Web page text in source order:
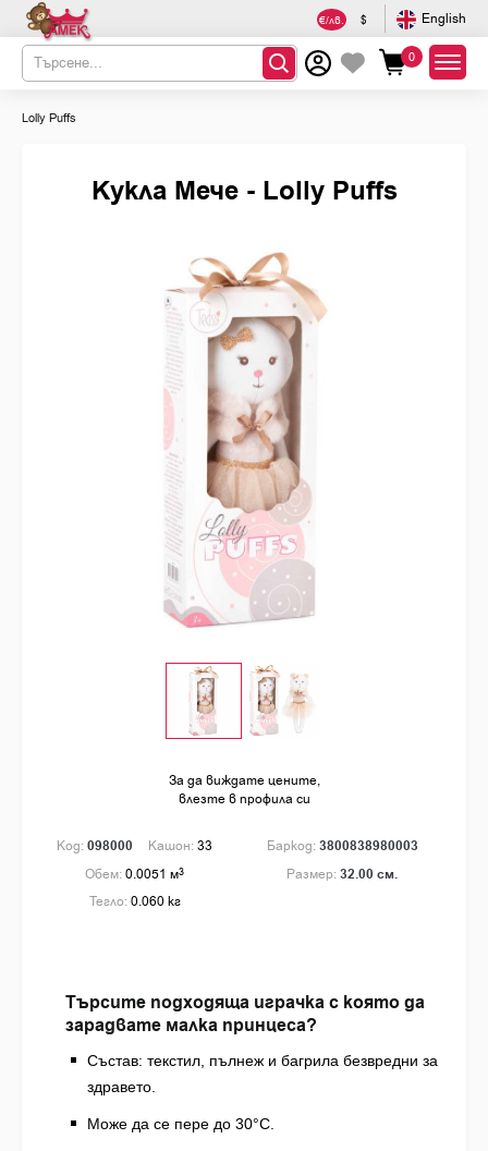
€/лв. $ English
0
Lolly Puffs
Кукла Мече - Lolly Puffs
За да виждате цените,
влезте в профила си
Код: 098000 Кашон: 33
Обем: 0.0051 м3
Тегло: 0.060 кг
Баркод: 3800838980003
Размер: 32.00 см.
Търсите подходяща играчка с която да
зарадвате малка принцеса?
Състав: текстил, пълнеж и багрила безвредни за
здравето.
Може да се пере до 30°С.